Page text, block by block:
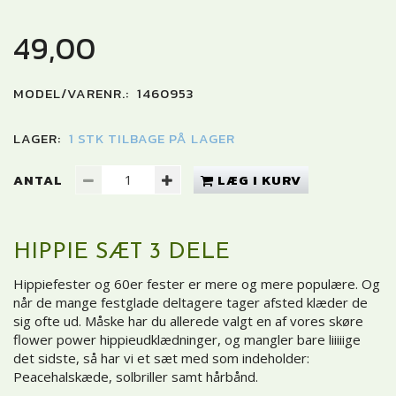
49,00
MODEL/VARENR.: 1460953
LAGER: 1 STK TILBAGE PÅ LAGER
ANTAL LÆG I KURV
HIPPIE SÆT 3 DELE
Hippiefester og 60er fester er mere og mere populære. Og
når de mange festglade deltagere tager afsted klæder de
sig ofte ud. Måske har du allerede valgt en af vores skøre
flower power hippieudklædninger, og mangler bare liiiiige
det sidste, så har vi et sæt med som indeholder:
Peacehalskæde, solbriller samt hårbånd.